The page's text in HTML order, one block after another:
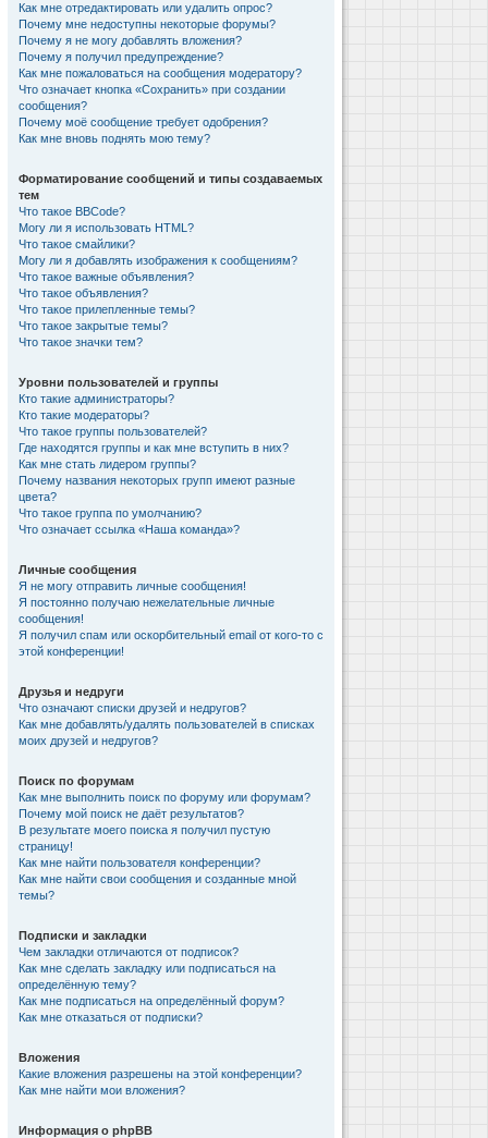
Как мне отредактировать или удалить опрос?
Почему мне недоступны некоторые форумы?
Почему я не могу добавлять вложения?
Почему я получил предупреждение?
Как мне пожаловаться на сообщения модератору?
Что означает кнопка «Сохранить» при создании
сообщения?
Почему моё сообщение требует одобрения?
Как мне вновь поднять мою тему?
Форматирование сообщений и типы создаваемых
тем
Что такое BBCode?
Могу ли я использовать HTML?
Что такое смайлики?
Могу ли я добавлять изображения к сообщениям?
Что такое важные объявления?
Что такое объявления?
Что такое прилепленные темы?
Что такое закрытые темы?
Что такое значки тем?
Уровни пользователей и группы
Кто такие администраторы?
Кто такие модераторы?
Что такое группы пользователей?
Где находятся группы и как мне вступить в них?
Как мне стать лидером группы?
Почему названия некоторых групп имеют разные
цвета?
Что такое группа по умолчанию?
Что означает ссылка «Наша команда»?
Личные сообщения
Я не могу отправить личные сообщения!
Я постоянно получаю нежелательные личные
сообщения!
Я получил спам или оскорбительный email от кого-то с
этой конференции!
Друзья и недруги
Что означают списки друзей и недругов?
Как мне добавлять/удалять пользователей в списках
моих друзей и недругов?
Поиск по форумам
Как мне выполнить поиск по форуму или форумам?
Почему мой поиск не даёт результатов?
В результате моего поиска я получил пустую
страницу!
Как мне найти пользователя конференции?
Как мне найти свои сообщения и созданные мной
темы?
Подписки и закладки
Чем закладки отличаются от подписок?
Как мне сделать закладку или подписаться на
определённую тему?
Как мне подписаться на определённый форум?
Как мне отказаться от подписки?
Вложения
Какие вложения разрешены на этой конференции?
Как мне найти мои вложения?
Информация о phpBB